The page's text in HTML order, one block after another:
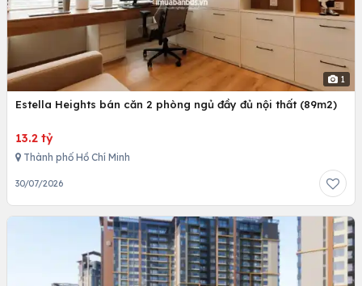
1
Estella Heights bán căn 2 phòng ngủ đầy đủ nội thất (89m2)
13.2 tỷ
Thành phố Hồ Chí Minh
30/07/2026